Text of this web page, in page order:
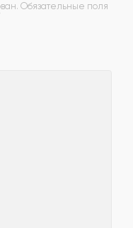
Обязательные поля